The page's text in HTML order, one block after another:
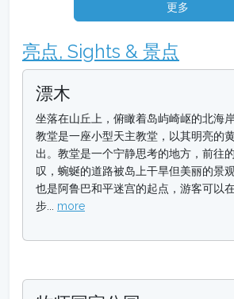
更多
亮点, Sights & 景点
漂木
坐落在山丘上，俯瞰着岛屿崎岖的北海
教堂是一座小型天主教堂，以其明亮的
出。教堂是一个宁静思考的地方，前往
叹，蜿蜒的道路被岛上干旱但美丽的景
也是阿鲁巴和平迷宫的起点，游客可以
步... more